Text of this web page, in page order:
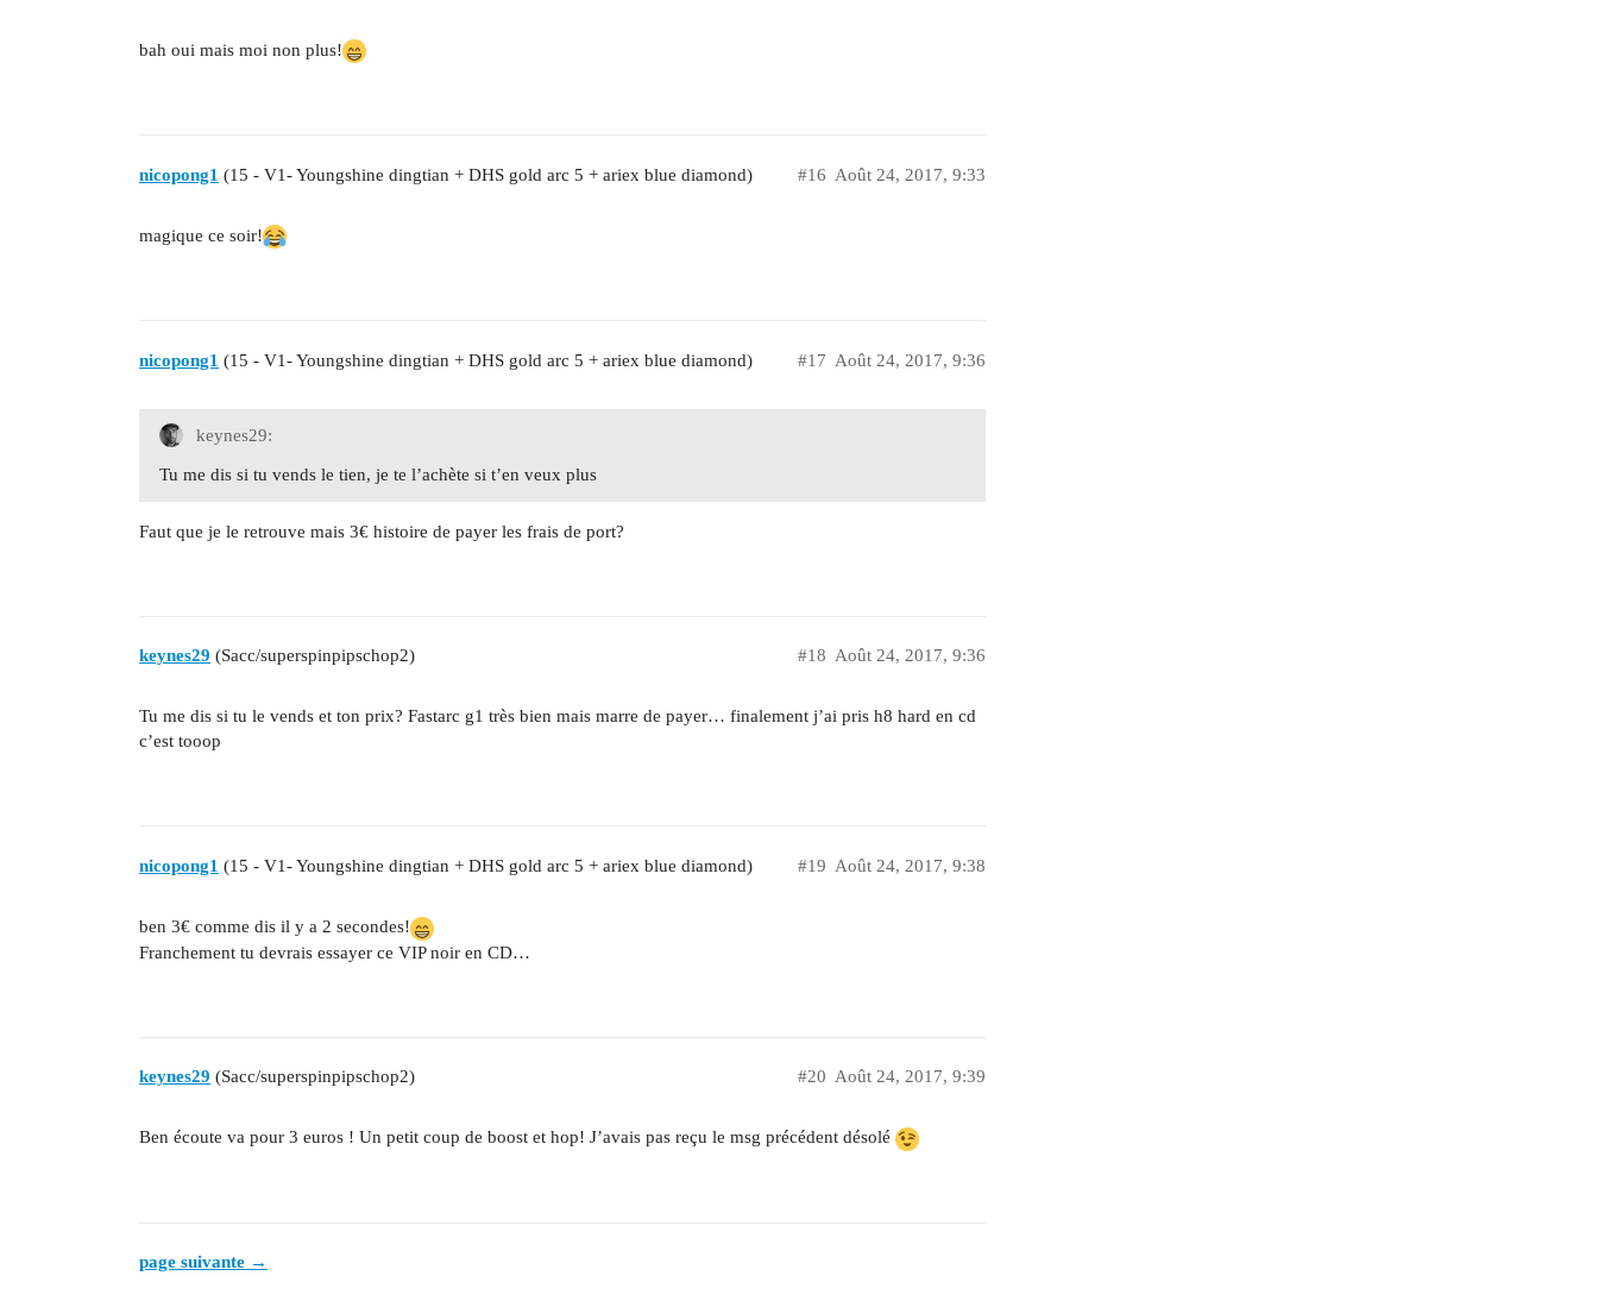
bah oui mais moi non plus!
nicopong1 (15 - V1- Youngshine dingtian + DHS gold arc 5 + ariex blue diamond) Août 24, 2017, 9:33
#16
magique ce soir!
nicopong1 (15 - V1- Youngshine dingtian + DHS gold arc 5 + ariex blue diamond) Août 24, 2017, 9:36
#17
keynes29:
Tu me dis si tu vends le tien, je te l’achète si t’en veux plus
Faut que je le retrouve mais 3€ histoire de payer les frais de port?
keynes29 (Sacc/superspinpipschop2) Août 24, 2017, 9:36
#18
Tu me dis si tu le vends et ton prix? Fastarc g1 très bien mais marre de payer… finalement j’ai pris h8 hard en cd
c’est tooop
nicopong1 (15 - V1- Youngshine dingtian + DHS gold arc 5 + ariex blue diamond) Août 24, 2017, 9:38
#19
ben 3€ comme dis il y a 2 secondes!
Franchement tu devrais essayer ce VIP noir en CD…
keynes29 (Sacc/superspinpipschop2) Août 24, 2017, 9:39
#20
Ben écoute va pour 3 euros ! Un petit coup de boost et hop! J’avais pas reçu le msg précédent désolé
page suivante →